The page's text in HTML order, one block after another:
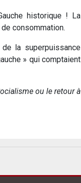
historique ! La
consommation.
la superpuissance
» qui comptaient
ou le retour à